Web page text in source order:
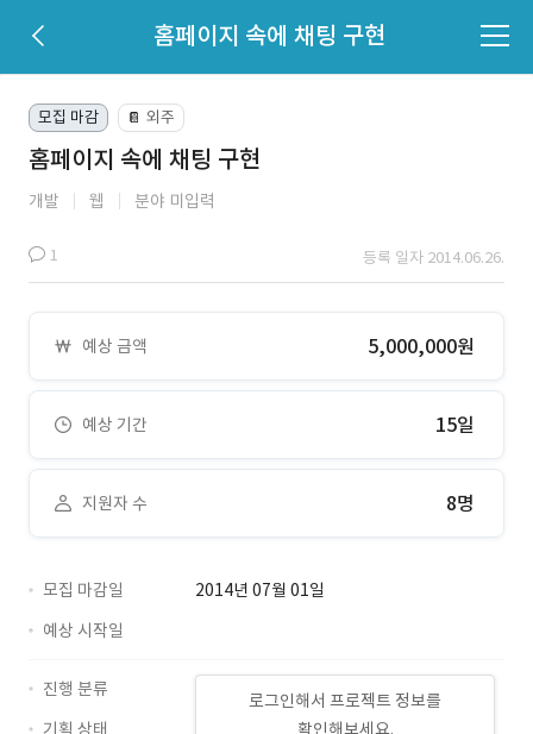
홈페이지 속에 채팅 구현
모집 마감 📔 외주
홈페이지 속에 채팅 구현
개발 웹 분야 미입력
1 등록 일자 2014.06.26.
예상 금액 5,000,000원
예상 기간 15일
지원자 수 8명
모집 마감일
2014년 07월 01일
예상 시작일
로그인해서 프로젝트 정보를
확인해보세요.
진행 분류
기획 상태